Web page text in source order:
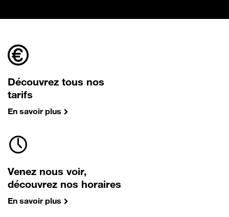
Découvrez tous nos
tarifs
En savoir plus
Venez nous voir,
découvrez nos horaires
En savoir plus